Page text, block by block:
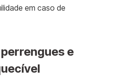
em caso de
e